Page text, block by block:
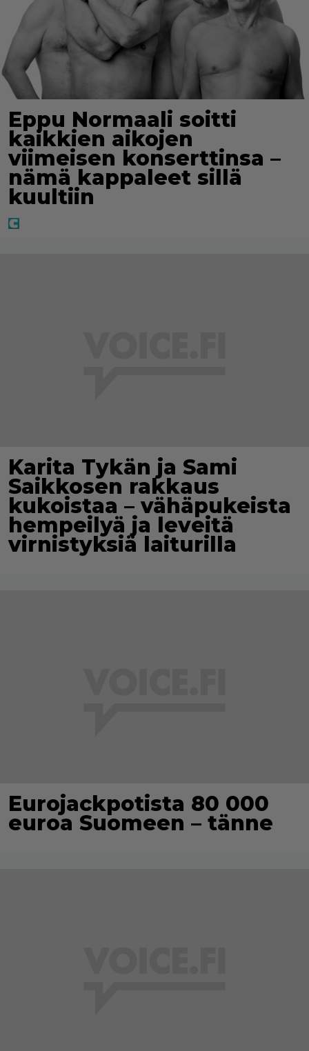
Jaa tuloksesi Facebookissa
Eppu Normaali soitti
kaikkien aikojen
viimeisen konserttinsa –
nämä kappaleet sillä
kuultiin
Karita Tykän ja Sami
Saikkosen rakkaus
kukoistaa – vähäpukeista
hempeilyä ja leveitä
virnistyksiä laiturilla
Eurojackpotista 80 000
euroa Suomeen – tänne